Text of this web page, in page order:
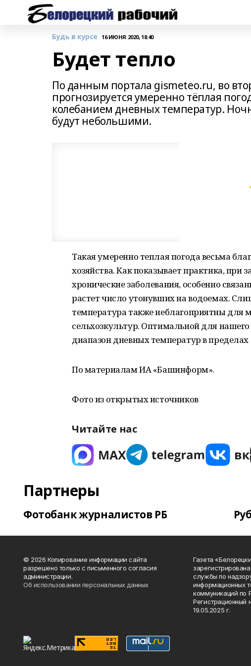
Будь в курсе 16 ИЮНЯ 2020, 18:40
Будет тепло
По данным портала gismeteo.ru, во
прогнозируется умеренно тёплая
колебанием дневных температур.
будут небольшими.
Такая умеренно теплая погода весьма
хозяйства. Как показывает практика, при
хронические заболевания, особенно
растет число утонувших на водоемах.
температура также неблагоприятны для
сельхозкультур. Оптимальной для
диапазон дневных температур в
По материалам ИА «Башинформ».
Фото из открытых источников
Читайте нас
Партнеры
Фотобанк журналистов РБ
© 2026 Копирование информации сайта
разрешено только с письменного согласия
администрации.
Об использовании персональных данных
Газета
службы по
информационных
коммуникаций по
19.05.2025 г.